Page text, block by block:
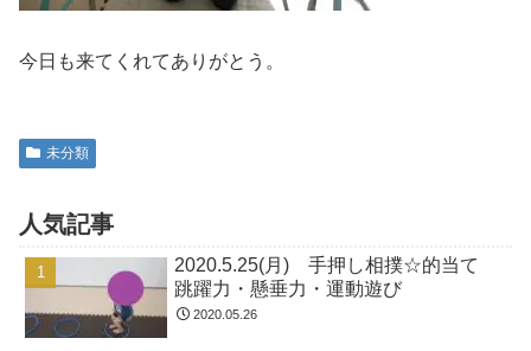
今日も来てくれてありがとう。
未分類
人気記事
2020.5.25(月) 手押し相撲☆的当て
跳躍力・懸垂力・運動遊び
2020.05.26